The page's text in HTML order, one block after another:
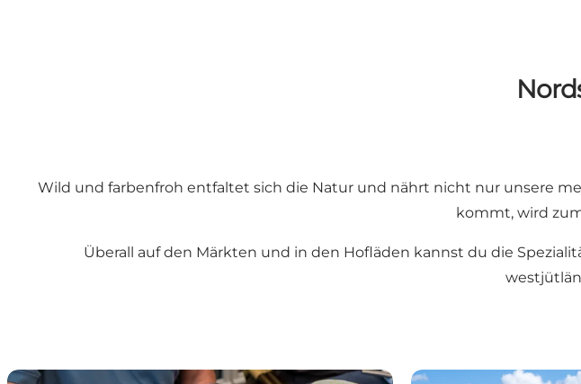
Wild und farbenfroh entfaltet sich die Natur und nährt nicht nur unsere
kommt, wird
Überall auf den Märkten und in den Hofläden kannst du die
Gut essen Übernachtung